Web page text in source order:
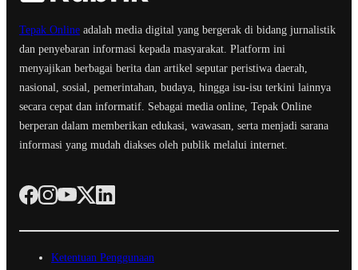
Tepak Online adalah media digital yang bergerak di bidang jurnalistik
dan penyebaran informasi kepada masyarakat. Platform ini
menyajikan berbagai berita dan artikel seputar peristiwa daerah,
nasional, sosial, pemerintahan, budaya, hingga isu-isu terkini lainnya
secara cepat dan informatif. Sebagai media online, Tepak Online
berperan dalam memberikan edukasi, wawasan, serta menjadi sarana
informasi yang mudah diakses oleh publik melalui internet.
Ketentuan Penggunaan